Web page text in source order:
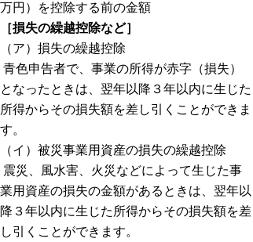
万円）を控除する前の金額
［損失の繰越控除など］
（ア）損失の繰越控除
青色申告者で、事業の所得が赤字（損失）
となったときは、翌年以降３年以内に生じた
所得からその損失額を差し引くことができま
す。
（イ）被災事業用資産の損失の繰越控除
震災、風水害、火災などによって生じた事
業用資産の損失の金額があるときは、翌年以
降３年以内に生じた所得からその損失額を差
し引くことができます。